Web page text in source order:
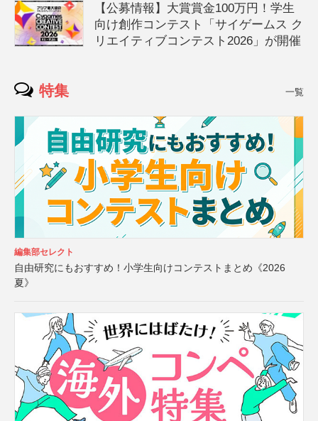
【公募情報】大賞賞金100万円！学生
向け創作コンテスト「サイゲームス ク
リエイティブコンテスト2026」が開催
特集 一覧
編集部セレクト
自由研究にもおすすめ！小学生向けコンテストまとめ《2026
夏》